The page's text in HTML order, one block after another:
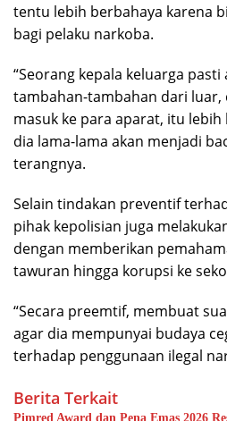
tentu lebih berbahaya karena
bagi pelaku narkoba.
“Seorang kepala keluarga pasti
tambahan-tambahan dari luar,
masuk ke para aparat, itu lebih
dia lama-lama akan menjadi
terangnya.
Selain tindakan preventif
pihak kepolisian juga
dengan memberikan
tawuran hingga korupsi ke
“Secara preemtif, membuat
agar dia mempunyai budaya
terhadap penggunaan ilegal
Berita Terkait
Pimred Award dan Pena Emas 2026